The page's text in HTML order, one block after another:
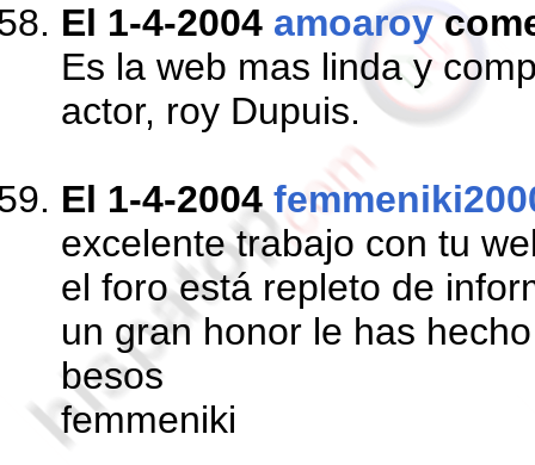
El 1-4-2004 amoaroy
Es la web mas linda y
actor, roy Dupuis.
El 1-4-2004
excelente trabajo con tu
el foro está repleto de
un gran honor le has
besos
femmeniki